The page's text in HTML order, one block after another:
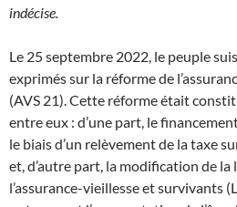
indécise.
Le 25 septembre 2022, le peuple
exprimés sur la réforme de
(AVS 21). Cette réforme était
entre eux : d’une part, le
le biais d’un relèvement de la taxe
et, d’autre part, la modification de la
l’assurance-vieillesse et survivants